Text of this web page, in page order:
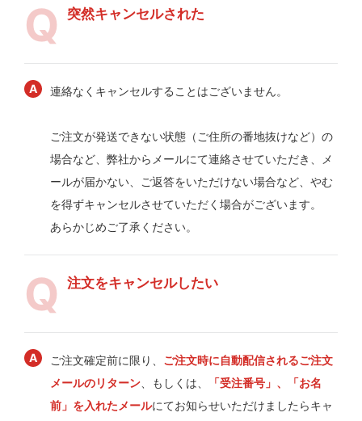
突然キャンセルされた
連絡なくキャンセルすることはございません。
ご注文が発送できない状態（ご住所の番地抜けなど）の
場合など、弊社からメールにて連絡させていただき、メ
ールが届かない、ご返答をいただけない場合など、やむ
を得ずキャンセルさせていただく場合がございます。
あらかじめご了承ください。
注文をキャンセルしたい
ご注文確定前に限り、 ご注文時に自動配信されるご注文
メールのリターン 、もしくは、
「受注番号」、「お名
前」を入れたメールにてお知らせいただけましたらキャ